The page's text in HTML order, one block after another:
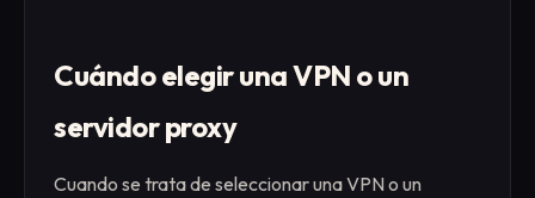
Cuándo elegir una VPN o un
servidor proxy
Cuando se trata de seleccionar una VPN o un